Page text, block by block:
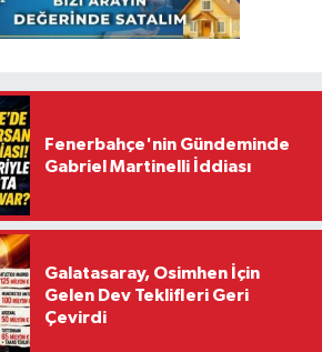
Fenerbahçe'nin Gündeminde
Gabriel Martinelli İddiası
Galatasaray, Osimhen İçin
Gelen Dev Teklifleri Geri
Çevirdi